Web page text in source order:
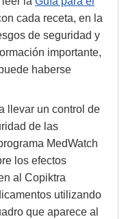
cada receta, en la
de seguridad y
importante,
haberse
llevar un control de
de las
MedWatch
los efectos
al Copiktra
utilizando
que aparece al